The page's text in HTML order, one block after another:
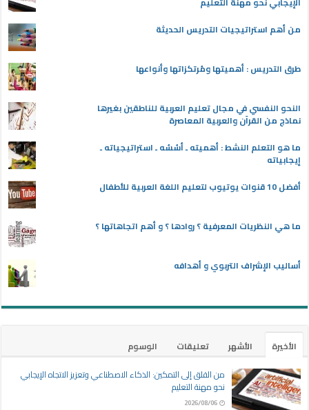
من أهم استراتيجيات التدريس الحديثة
طرق التدريس : أهميتها ومُرتكزاتها وأنواعها
النحو النفسي في مجال تعليم العربية للناطقين بغيرها
نماذج من القرآن والعربية المعاصرة
ما هو التعلم النشط : أهميته ـ أسُسُه ـ استراتيجياته ـ
إيجابياته
أفضل 10 قنوات يوتيوب لتعليم اللغة العربية للأطفال
ما هي النظريات المعرفية ؟ روادها ؟ و أهم اتجاهاتها ؟
أساليب الإشراف التربوي و أهدافه
الأخيرة الأشهر تعليقات
الوسوم
من القلق إلى التمكين: الذكاء الاصطناعي وتعزيز الاتجاه الإيجابي
نحو مهنة التعليم
2026/08/06